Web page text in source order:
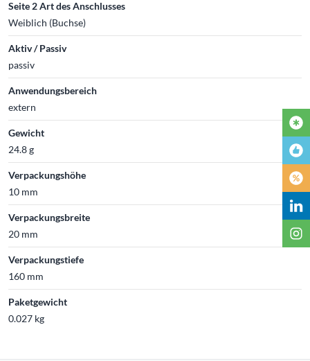
Seite 2 Art des Anschlusses
Weiblich (Buchse)
Aktiv / Passiv
passiv
Anwendungsbereich
extern
Gewicht
24.8 g
Verpackungshöhe
10 mm
Verpackungsbreite
20 mm
Verpackungstiefe
160 mm
Paketgewicht
0.027 kg